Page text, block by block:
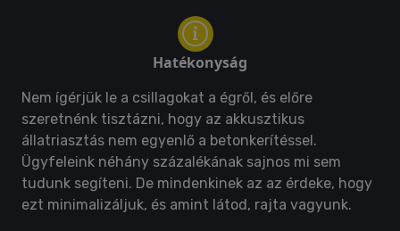
Hatékonyság
Nem ígérjük le a csillagokat a égről, és előre
szeretnénk tisztázni, hogy az akkusztikus
állatriasztás nem egyenlő a betonkerítéssel.
Ügyfeleink néhány százalékának sajnos mi sem
tudunk segíteni. De mindenkinek az az érdeke, hogy
ezt minimalizáljuk, és amint látod, rajta vagyunk.